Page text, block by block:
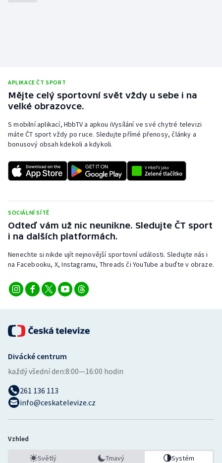
Plavání
Plážový volejbal
Ragby
Rychlostní kanoistika
Short track
Sportovní střelba
Veslování
Ostatní
APLIKACE ČT SPORT
Mějte celý sportovní svět vždy u sebe i na
velké obrazovce.
S mobilní aplikací, HbbTV a apkou iVysílání ve své chytré televizi
máte ČT sport vždy po ruce. Sledujte přímé přenosy, články a
bonusový obsah kdekoli a kdykoli.
SOCIÁLNÍ SÍTĚ
Odteď vám už nic neunikne. Sledujte ČT sport
i na dalších platformách.
Nenechte si nikde ujít nejnovější sportovní události. Sledujte nás i
na Facebooku, X, Instagramu, Threads či YouTube a buďte v obraze.
Divácké centrum
každý všední den:8:00—16:00 hodin
261 136 113
info@ceskatelevize.cz
Vzhled
Světlý Tmavý Systém